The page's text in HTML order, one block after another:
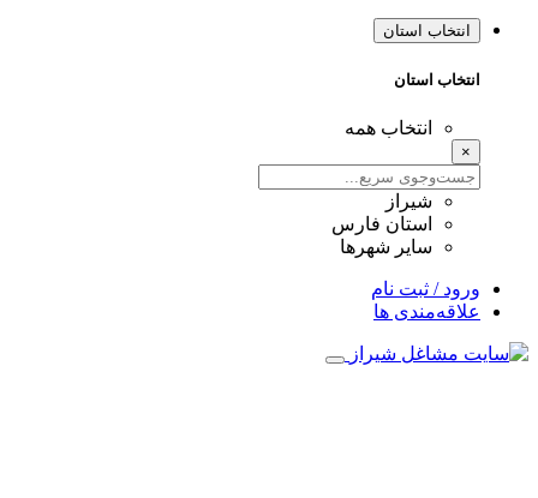
انتخاب استان
انتخاب استان
انتخاب همه
×
شیراز
استان فارس
سایر شهرها
ورود / ثبت نام
علاقه‌مندی ها